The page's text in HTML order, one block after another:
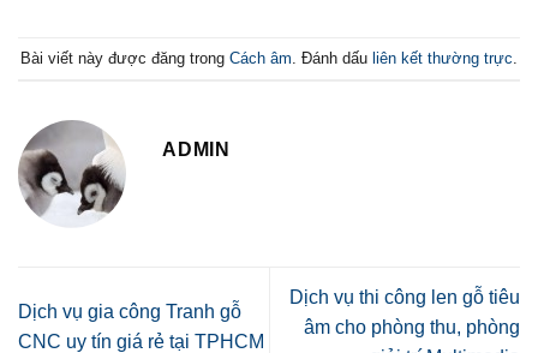
Bài viết này được đăng trong Cách âm . Đánh dấu liên kết thường trực
ADMIN
Dịch vụ gia công Tranh gỗ
CNC uy tín giá rẻ tại TPHCM
Dịch vụ thi công len gỗ tiêu
âm cho phòng thu, phòng